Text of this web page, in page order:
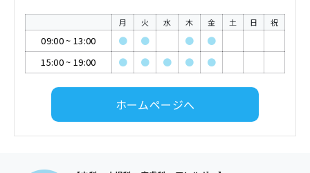
月 火 水 木 金 土 日 祝
09:00~ 13:00 ● ● ●
●
15:00~ 19:00 ● ● ● ● ●
ホームページへ